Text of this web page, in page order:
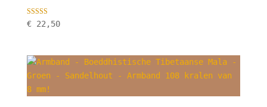
Gewaardeerd
5.00
€22,50